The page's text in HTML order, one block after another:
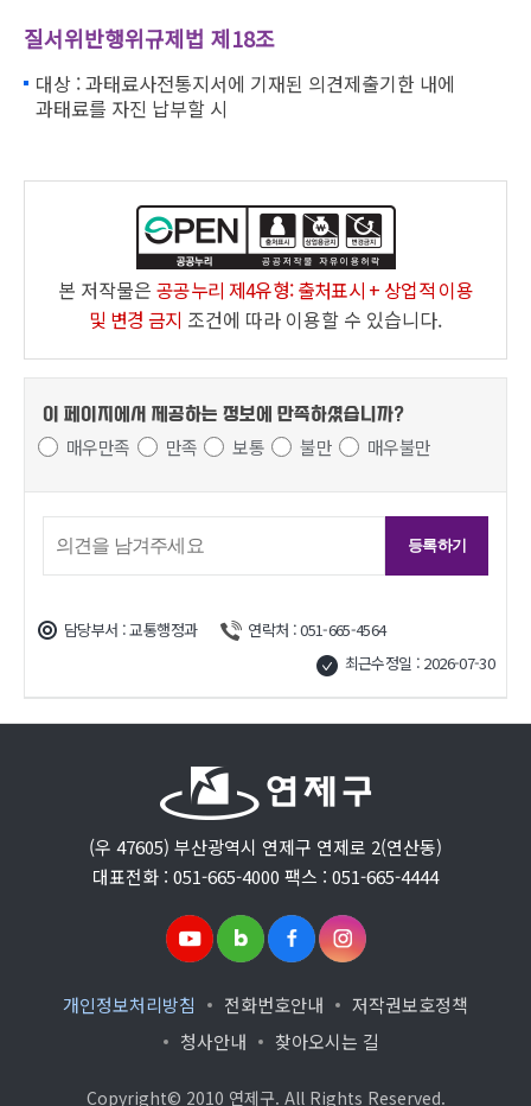
질서위반행위규제법 제18조
대상 : 과태료사전통지서에 기재된 의견제출기한 내에
과태료를 자진 납부할 시
본 저작물은 공공누리 제4유형: 출처표시 + 상업적 이용
및 변경 금지 조건에 따라 이용할 수 있습니다.
담당부서 : 교통행정과
연락처 : 051-665-4564
최근수정일 : 2026-07-30
이 페이지에서 제공하는 정보에 만족하셨습니까?
매우만족 만족 보통 불만 매우불만
(우 47605) 부산광역시 연제구 연제로 2(연산동)
대표전화 : 051-665-4000 팩스 : 051-665-4444
개인정보처리방침 전화번호안내
저작권보호정책
청사안내
찾아오시는 길
Copyright© 2010 연제구. All Rights Reserved.